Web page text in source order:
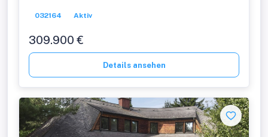
032164 Aktiv
309.900 €
Details ansehen